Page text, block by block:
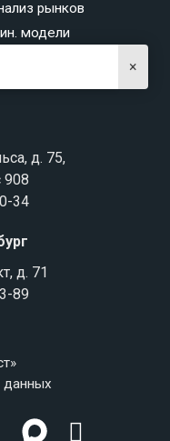
рынков
модели
×
д. 75,
908
34
д. 71
89
данных